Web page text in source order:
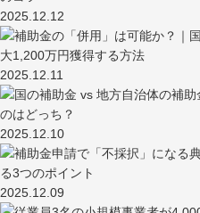
2025.12.12
2025.12.11
2025.12.10
2025.12.09